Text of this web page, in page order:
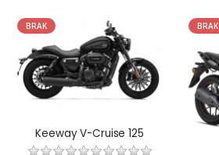
BRAK
Keeway V-Cruise 125
BRAK